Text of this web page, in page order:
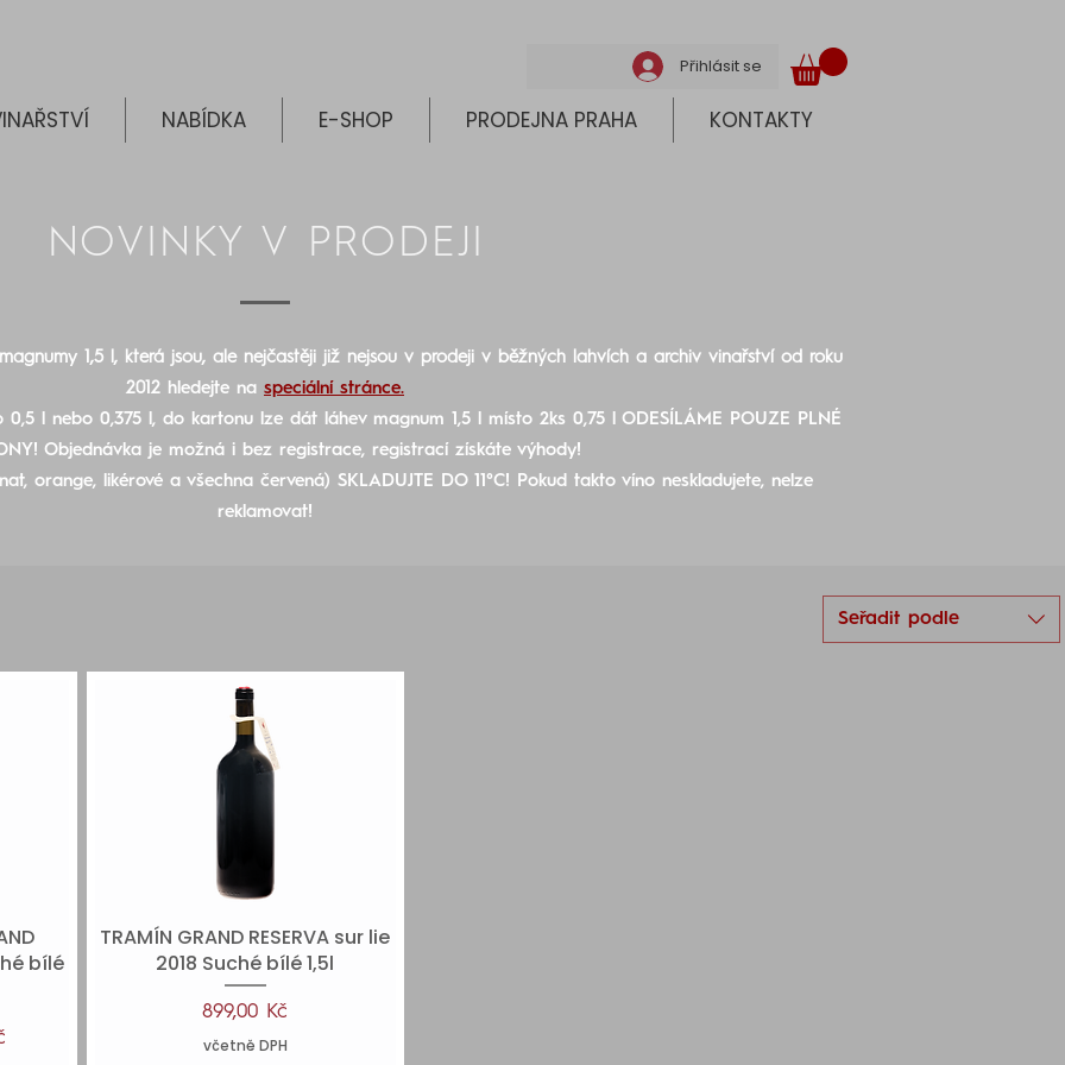
Přihlásit se
NABÍDKA E-SHOP PRODEJNA PRAHA KONTAKTY
NOVINKY V PRODEJI
1,5 l, která jsou, ale nejčastěji již nejsou v prodeji v běžných lahvích a archiv vinařství od roku
2012 hledejte na speciální stránce.
0,5 l nebo 0,375 l, do kartonu lze dát láhev magnum 1,5 l místo 2ks 0,75 l ODESÍLÁME POUZE PLNÉ
Objednávka je možná i bez registrace, registrací získáte výhody!
orange, likérové a všechna červená) SKLADUJTE DO 11°C! Pokud takto víno neskladujete, nelze
reklamovat!
Seřadit podle
bílé
cena
Rychlý náhled
TRAMÍN GRAND RESERVA sur lie
2018 Suché bílé 1,5l
Cena
899,00 Kč
včetně DPH